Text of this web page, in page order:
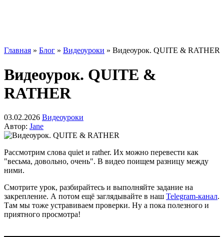
Главная » Блог » Видеоуроки » Видеоурок. QUITE & RATHER
Видеоурок. QUITE &
RATHER
03.02.2026 Видеоуроки
Автор: Jane
Рассмотрим слова quiet и rather. Их можно перевести как
"весьма, довольно, очень". В видео поищем разницу между
ними.
Смотрите урок, разбирайтесь и выполняйте задание на
закрепление. А потом ещё заглядывайте в наш Telegram-канал.
Там мы тоже устравиваем проверки. Ну а пока полезного и
приятного просмотра!